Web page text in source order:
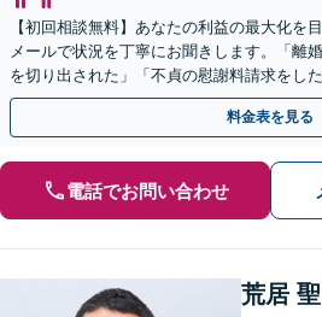
【初回相談無料】あなたの利益の最大化を
メールで状況を丁寧にお聞きします。「離
を切り出された」「不貞の慰謝料請求をし
【リーズナブルな料金設定】
料金表を見る
電話でお問い合わせ
荒居 聖